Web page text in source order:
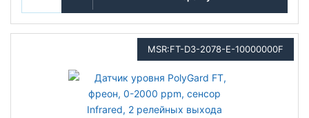
MSR:FT-D3-2078-E-10000000F